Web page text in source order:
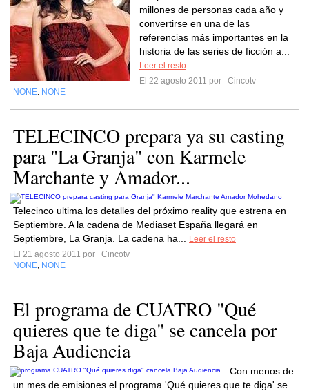
millones de personas cada año y
convertirse en una de las
referencias más importantes en la
historia de las series de ficción a...
Leer el resto
El 22 agosto 2011 por
Cincotv
NONE NONE
TELECINCO prepara ya su casting
para "La Granja" con Karmele
Marchante y Amador...
Telecinco ultima los detalles del próximo reality que estrena en
Septiembre. A la cadena de Mediaset España llegará en
Septiembre, La Granja. La cadena ha...
Leer el resto
El 21 agosto 2011 por
Cincotv
NONE NONE
El programa de CUATRO "Qué
quieres que te diga" se cancela por
Baja Audiencia
Con menos de
un mes de emisiones el programa 'Qué quieres que te diga' se